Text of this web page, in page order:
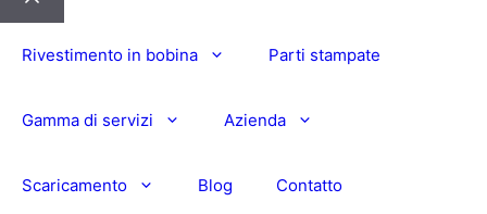
s
Chiudi
Rivestimento in bobina Parti stampate
Gamma di servizi Azienda
Scaricamento Blog Contatto